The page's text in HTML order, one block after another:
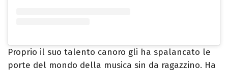
Proprio il suo talento canoro gli ha spalancato le
porte del mondo della musica sin da ragazzino. Ha